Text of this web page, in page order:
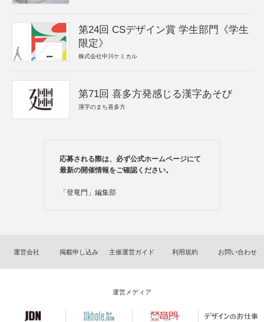
第24回 CSデザイン賞 学生部門《学生
限定》
株式会社中川ケミカル
第71回 喜多方発感じる漢字あそび
漢字のまち喜多方
応募される際は、必ず公式ホームページにて
最新の開催情報をご確認ください。
「登竜門」編集部
運営会社 掲載申し込み 主催運営ガイド 利用規約 お問い合わせ
運営メディア